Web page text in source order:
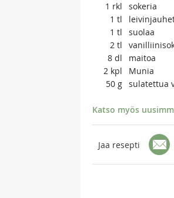
1 rkl
sokeria
1 tl
1 tl
suolaa
2 tl
8 dl
maitoa
2 kpl
Munia
50 g sulatettua
Katso myös
Jaa resepti